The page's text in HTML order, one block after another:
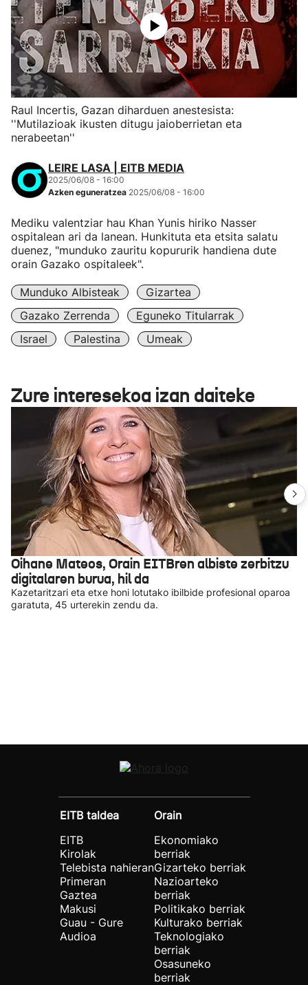
Raul Incertis, Gazan diharduen anestesista:
''Mutilazioak ikusten ditugu jaioberrietan eta
nerabeetan''
LEIRE LASA | EITB MEDIA
2025/06/08 - 16:00
Azken eguneratzea 2025/06/08 - 16:00
Mediku valentziar hau Khan Yunis hiriko Nasser
ospitalean ari da lanean. Hunkituta eta etsita salatu
duenez, "munduko zauritu kopururik handiena dute
orain Gazako ospitaleek".
Munduko Albisteak
Gizartea
Gazako Zerrenda
Eguneko Titularrak
Israel
Palestina Umeak
Zure interesekoa izan daiteke
Oihane Mateos, Orain EITBren albiste zerbitzu
digitalaren burua, hil da
Kazetaritzari eta etxe honi lotutako ibilbide profesional oparoa
garatuta, 45 urterekin zendu da.
EITB taldea
EITB
Kirolak
Telebista nahieran
Primeran
Gaztea
Makusi
Guau - Gure
Audioa
Orain
Ekonomiako
berriak
Gizarteko berriak
Nazioarteko
berriak
Politikako berriak
Kulturako berriak
Teknologiako
berriak
Osasuneko
berriak